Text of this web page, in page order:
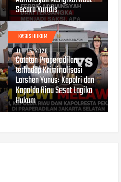
Secara Yuridis
KASUS HUKUM
JUL 15, 2026
Catatan Praperadilan
terhadap Kriminalisasi
Larshen Yunus: Kapolri dan
Kapolda Riau Sesat Logika
Hukum